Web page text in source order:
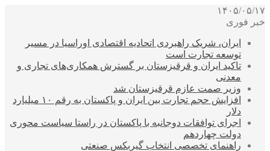
۱۴۰۵/۰۵/۱۷
خبر فوری
ایران، شریک راهبردی اتحادیه اقتصادی اوراسیا در مسیر
توسعه تجارت است
تاکید ایران و قرقیزستان بر گسترش همکاری‌های تجاری و
معدنی
وزیر صمت عازم قرقیزستان شد
افزایش حجم تجارت بین ایران و پاکستان به رقم ۱۰ میلیارد
دلار
اجرای توافقات دوجانبه با پاکستان در راستا سیاست محوری
دولت چهاردهم
راهنمای تخصصی انتخاب گیربکس صنعتی